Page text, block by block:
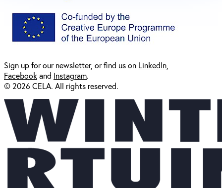
Sign up for ournewsletter, or find us on LinkedIn
Facebookand Instagram.
© 2026 CELA. All rights reserved.